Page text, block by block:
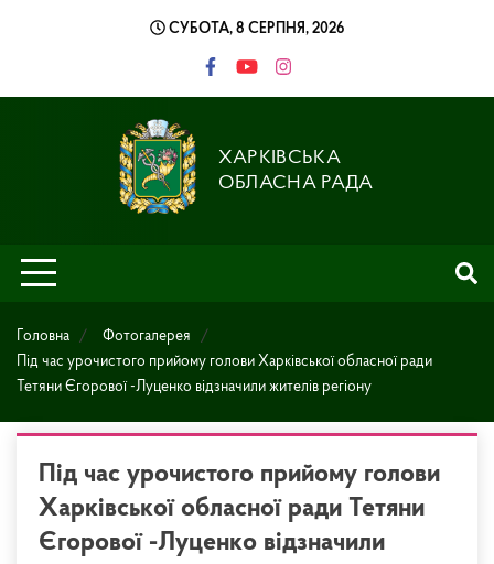
СУБОТА, 8 СЕРПНЯ, 2026
ХАРКІВСЬКА
ОБЛАСНА РАДА
Головна
Фотогалерея
Під час урочистого прийому голови Харківської обласної ради
Тетяни Єгорової -Луценко відзначили жителів регіону
Під час урочистого прийому голови
Харківської обласної ради Тетяни
Єгорової -Луценко відзначили